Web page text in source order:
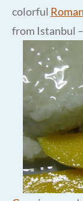
colorful
from Istanbul